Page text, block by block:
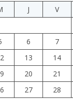
J V
6 7
13 14
20 21
27 28